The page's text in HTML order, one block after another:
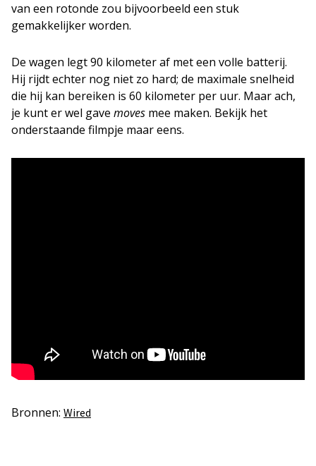
van een rotonde zou bijvoorbeeld een stuk
gemakkelijker worden.
De wagen legt 90 kilometer af met een volle batterij.
Hij rijdt echter nog niet zo hard; de maximale snelheid
die hij kan bereiken is 60 kilometer per uur. Maar ach,
je kunt er wel gave moves mee maken. Bekijk het
onderstaande filmpje maar eens.
Bronnen: Wired